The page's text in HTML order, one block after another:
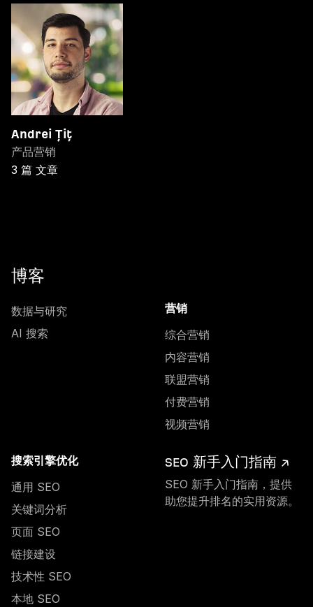
Andrei Țiț
产品营销
3 篇 文章
博客
数据与研究
AI 搜索
营销
综合营销
内容营销
联盟营销
付费营销
视频营销
搜索引擎优化
通用 SEO
关键词分析
页面 SEO
链接建设
技术性 SEO
本地 SEO
SEO 新手入门指南 ↗
SEO 新手入门指南，提供
助您提升排名的实用资源。